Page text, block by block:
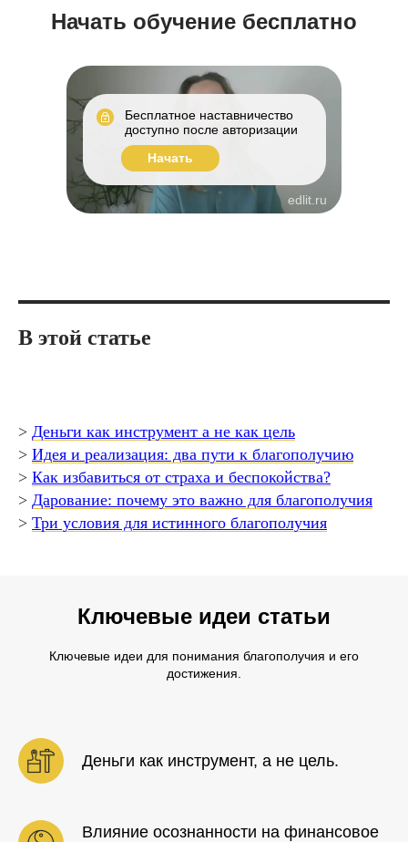
Начать обучение бесплатно
edlit.ru
Бесплатное наставничество
доступно после авторизации
Начать
В этой статье
> Деньги как инструмент а не как цель
> Идея и реализация: два пути к благополучию
> Как избавиться от страха и беспокойства?
> Дарование: почему это важно для благополучия
> Три условия для истинного благополучия
Ключевые идеи статьи
Ключевые идеи для понимания благополучия и его
достижения.
Деньги как инструмент, а не цель.
Влияние осознанности на финансовое